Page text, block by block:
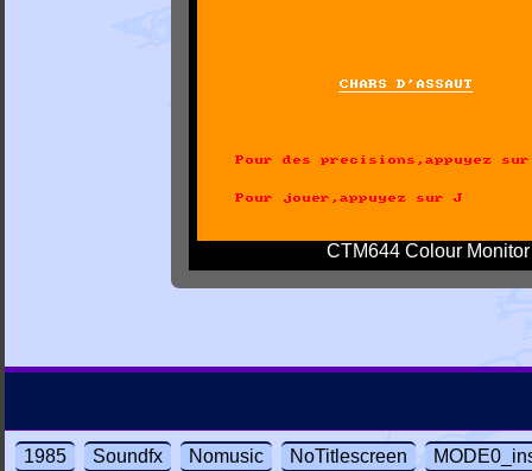
CTM644 Colour Monitor
1985 Soundfx Nomusic NoTitlescreen